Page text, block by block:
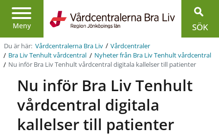
Meny
Region
Jönköpings
län
SÖK
Du är här: Vårdcentralerna Bra Liv / Vårdcentraler
/ Bra Liv Tenhult vårdcentral / Nyheter från Bra Liv Tenhult vårdcentral
/ Nu inför Bra Liv Tenhult vårdcentral digitala kallelser till patienter
Nu inför Bra Liv Tenhult
vårdcentral digitala
kallelser till patienter